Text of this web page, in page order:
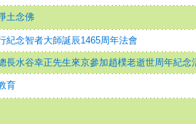
土念佛
紀念智者大師誕辰1465周年法會
長水谷幸正先生來京參加趙樸老逝世周年紀念
育